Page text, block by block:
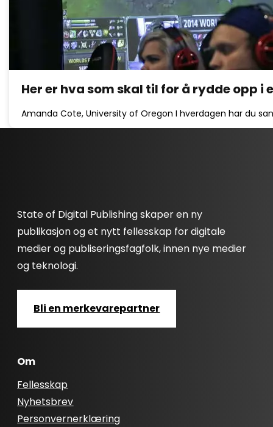
Her er hva som skal til for å rydde opp
Amanda Cote, University of Oregon I hverdagen har du
State of Digital Publishing skaper en ny
publikasjon og et nytt fellesskap for digitale
medier og publiseringsfagfolk, innen nye medier
og teknologi.
Bli en merkevarepartner
Om
Fellesskap
Nyhetsbrev
Personvernerklæring